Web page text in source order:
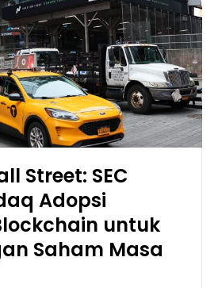
Street: SEC
Adopsi
untuk
Saham Masa